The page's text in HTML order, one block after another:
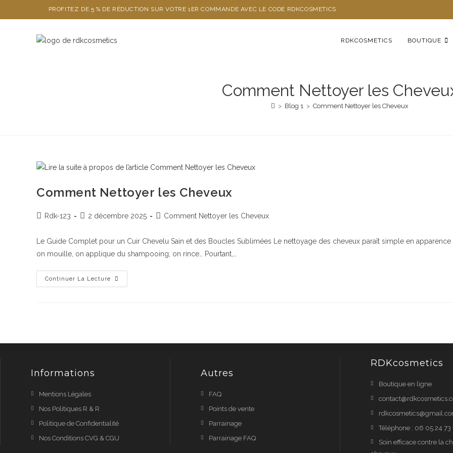
PROFITEZ DE 5 % DE RÉDUCTION SUR VOTRE 1ER COMMANDE AVEC LE CODE RDKCOSMETICS
RDKCOSMETICS BOUTIQUE
Comment Nettoyer les
> Blog 1 > Comment Nettoyer les Cheveux
Comment Nettoyer les Cheveux
Rdk-123 2 décembre 2025 Comment Nettoyer les Cheveux
Le Guide Complet pour un Cuir Chevelu Sain et des Boucles Sublimées Le nettoyage des cheveux paraît simple en apparence
on mouille, on applique du shampooing, on rince… Pourtant,…
Continuer La Lecture
Informations
Mentions Légales
Nos Politiques R & R
Politique de Confidentialité
Nos Conditions CVG & CGU
Autres
FAQ
Points de vente
Parrainage
Parrainage FAQ
RDKcosmetics
Boutique en ligne
Téléphone : 06 05 24 73
Soin efficace contre la